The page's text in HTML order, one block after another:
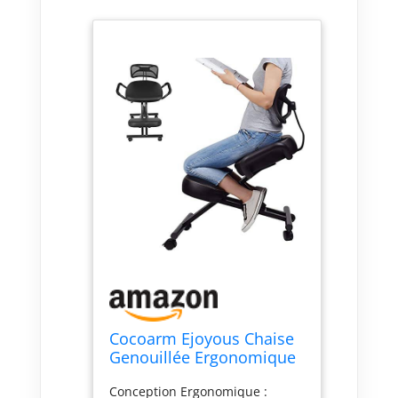
Cocoarm Ejoyous Chaise
Genouillée Ergonomique
Conception Ergonomique :